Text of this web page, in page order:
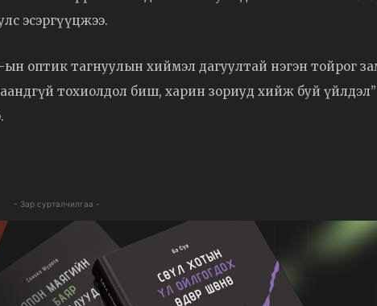
эсэргүүцжээ.
ын оптик тагнуулын хиймэл дагуултай нэгэн тойрог
тохиолдол биш, харин зориуд хийж буй үйлдэл”
- Зар сурталчилгаа -